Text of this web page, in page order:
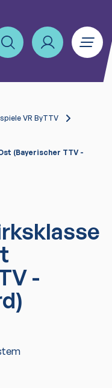
VR ByTTV
(Bayerischer TTV -
-